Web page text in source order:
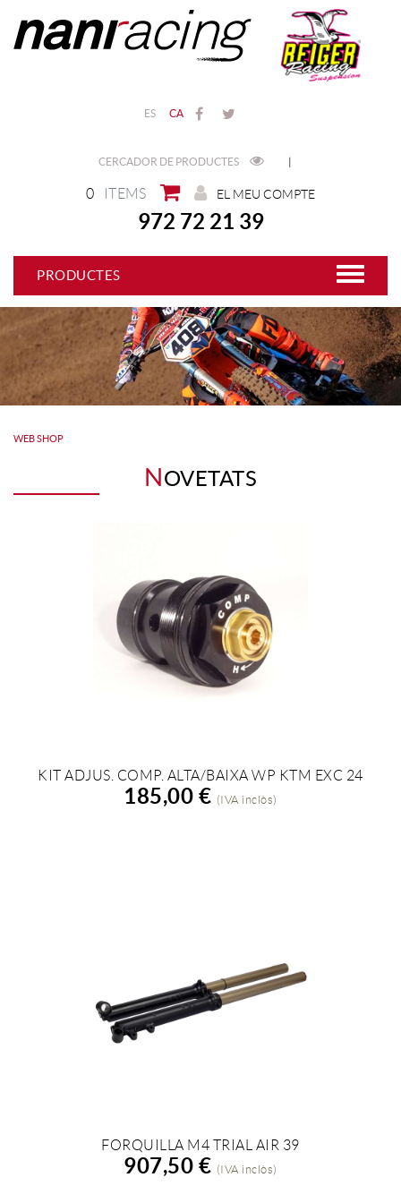
ES CA
CERCADOR DE PRODUCTES |
0 ITEMS EL MEU COMPTE
972 72 21 39
PRODUCTES
WEB SHOP
NOVETATS
AFEGIR A LA COMPRA
KIT ADJUS. COMP. ALTA/BAIXA WP KTM EXC 24
185,00 € (IVA inclòs)
AFEGIR A LA COMPRA
FORQUILLA M4 TRIAL AIR 39
907,50 € (IVA inclòs)